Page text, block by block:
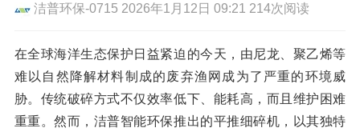
环锤式粉碎机 鼓式粉碎机
轮胎钢丝分离机 通用型粉碎机
破碎设备
圆锥破碎机 立轴冲击式破碎机
挤压成型设备
RDF成型机 生物质颗粒机
成套机组
走进洁普
洁普环保-0715 2026年1月12日 09:21 214次阅读
在全球海洋生态保护日益紧迫的今天，由尼龙、聚乙烯等
难以自然降解材料制成的废弃渔网成为了严重的环境威
胁。传统破碎方式不仅效率低下、能耗高，而且维护困难
重重。然而，洁普智能环保推出的平推细碎机，以其独特